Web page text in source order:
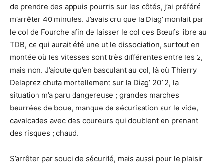
de prendre des appuis pourris sur les côtés, j’ai préféré
m’arrêter 40 minutes. J’avais cru que la Diag’ montait par
le col de Fourche afin de laisser le col des Bœufs libre au
TDB, ce qui aurait été une utile dissociation, surtout en
montée où les vitesses sont très différentes entre les 2,
mais non. J’ajoute qu’en basculant au col, là où Thierry
Delaprez chuta mortellement sur la Diag’ 2012, la
situation m’a paru dangereuse ; grandes marches
beurrées de boue, manque de sécurisation sur le vide,
cavalcades avec des coureurs qui doublent en prenant
des risques ; chaud.
S’arrêter par souci de sécurité, mais aussi pour le plaisir